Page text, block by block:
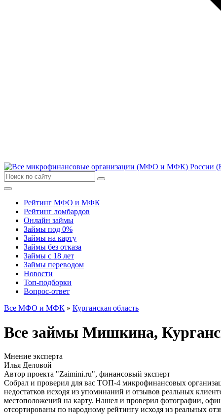
Рейтинг МФО и МФК
Рейтинг ломбардов
Онлайн займы
Займы под 0%
Займы на карту
Займы без отказа
Займы с 18 лет
Займы переводом
Новости
Топ-подборки
Вопрос-ответ
Все МФО и МФК » Курганская область
Все займы Мишкина,
Мнение эксперта
Илья Деловой
Автор проекта "Zaimini.ru", финансовый эксперт
Собрал и проверил для вас ТОП-4 микрофинансовых
недостатков исходя из упоминаний и отзывов реальных
местоположений на карту. Нашел и проверил фотографии,
отсортированы по народному рейтингу исходя из реальных